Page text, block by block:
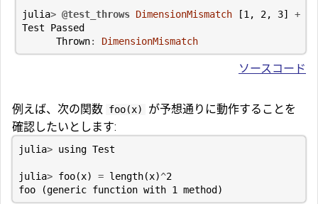
julia> @test_throws DimensionMismatch [1 , 2, 3] +
Test
Passed
Thrown: DimensionMismatch
ソースコード
例えば、次の関数 foo(x)
が予想通りに動作することを
確認したいとします:
julia> using Test
julia> foo(x) = length(x)^2
foo
(generic function with 1 method)